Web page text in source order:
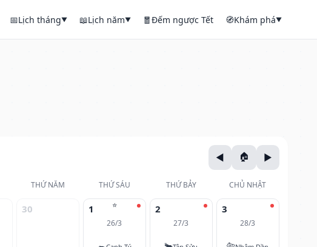
📅Lịch tháng▼ 📖Lịch năm▼ 🧧Đếm ngược Tết 🧭Khám phá▼
THỨ NĂM THỨ SÁU THỨ BẢY CHỦ NHẬT
30 ⭐
1
26/3
2
27/3
3
28/3